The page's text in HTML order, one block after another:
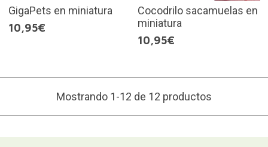
GigaPets en miniatura
10,95€
Cocodrilo sacamuelas en
miniatura
10,95€
Mostrando 1-12 de 12 productos